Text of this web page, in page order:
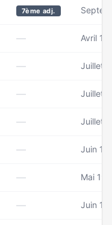
7ème adj.
— Avril
— Juillet
— Juillet
— Juillet
— Juin
— Mai
— Juin